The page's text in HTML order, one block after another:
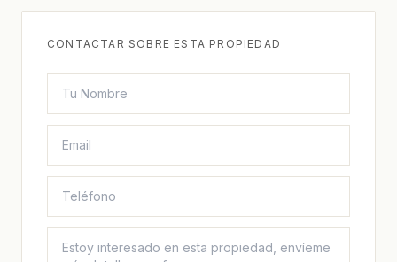
CONTACTAR SOBRE ESTA PROPIEDAD